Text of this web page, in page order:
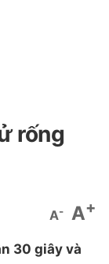
rống
A- A+
30 giây và